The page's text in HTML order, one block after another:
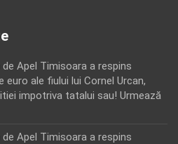
de Apel Timisoara a respins
euro ale fiului lui Cornel Urcan,
impotriva tatalui sau! Urmează
de Apel Timisoara a respins